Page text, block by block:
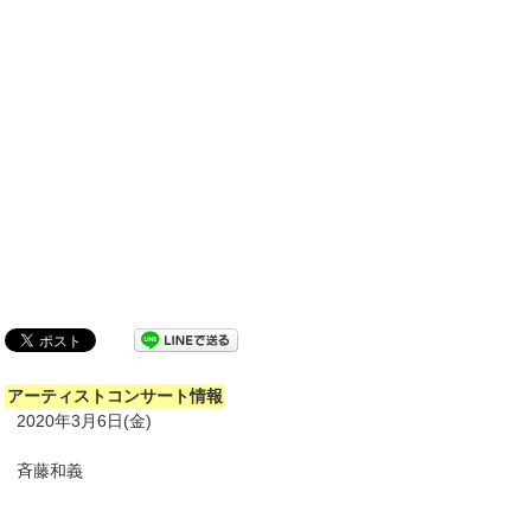
アーティストコンサート情報
2020年3月6日(金)
斉藤和義